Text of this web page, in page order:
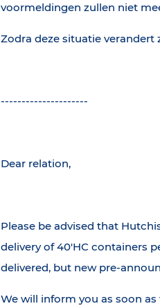
voormeldingen zullen niet
Zodra deze situatie
---------------------
Dear relation,
Please be advised that
delivery of 40'HC containers
delivered, but new pre-
We will inform you as soon